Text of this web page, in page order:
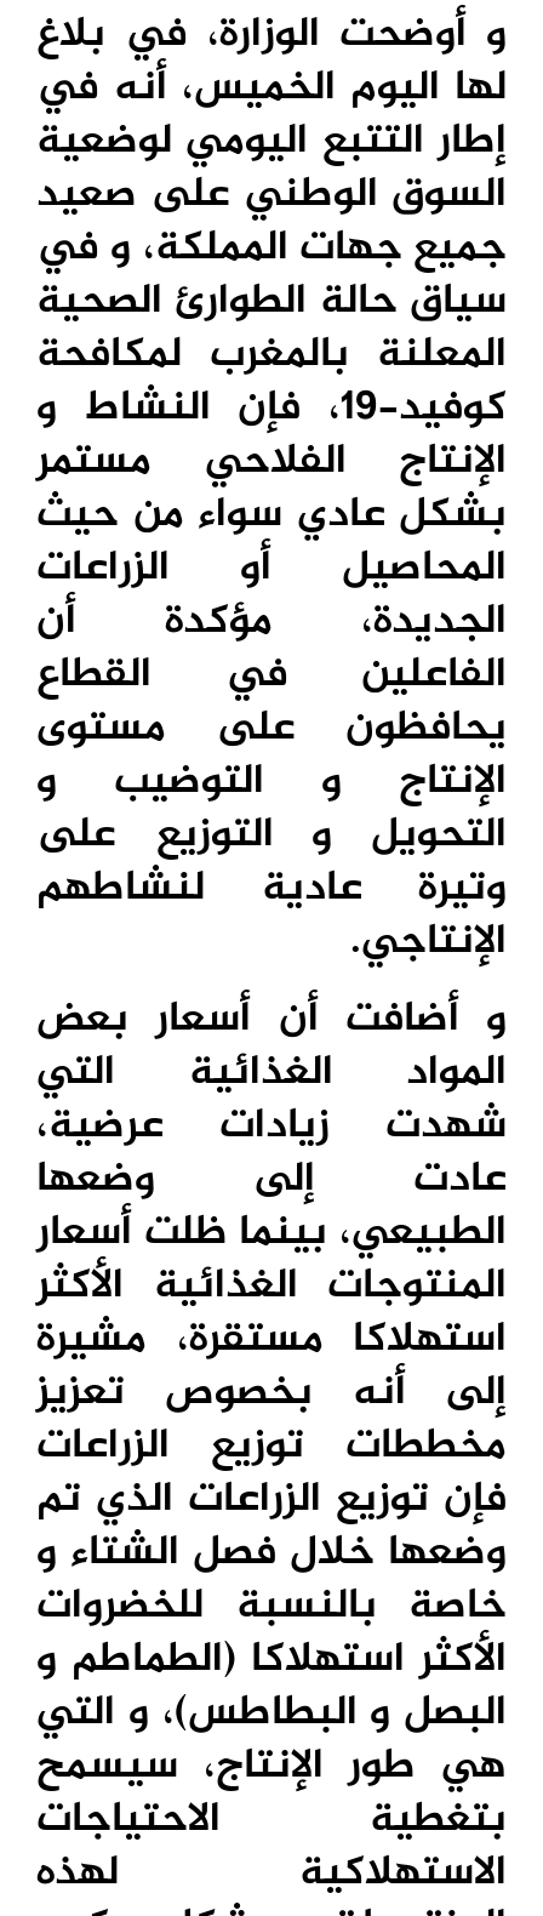
و أوضحت الوزارة، في بلاغ
لها اليوم الخميس، أنه في
إطار التتبع اليومي لوضعية
السوق الوطني على صعيد
جميع جهات المملكة، و في
سياق حالة الطوارئ الصحية
المعلنة بالمغرب لمكافحة
كوفيد-19، فإن النشاط و
الإنتاج الفلاحي مستمر
بشكل عادي سواء من حيث
المحاصيل أو الزراعات
الجديدة، مؤكدة أن
الفاعلين في القطاع
يحافظون على مستوى
الإنتاج و التوضيب و
التحويل و التوزيع على
وتيرة عادية لنشاطهم
الإنتاجي.
و أضافت أن أسعار بعض
المواد الغذائية التي
شهدت زيادات عرضية،
عادت إلى وضعها
الطبيعي، بينما ظلت أسعار
المنتوجات الغذائية الأكثر
استهلاكا مستقرة، مشيرة
إلى أنه بخصوص تعزيز
مخططات توزيع الزراعات
فإن توزيع الزراعات الذي تم
وضعها خلال فصل الشتاء و
خاصة بالنسبة للخضروات
الأكثر استهلاكا (الطماطم و
البصل و البطاطس)، و التي
هي طور الإنتاج، سيسمح
بتغطية الاحتياجات
الاستهلاكية لهذه